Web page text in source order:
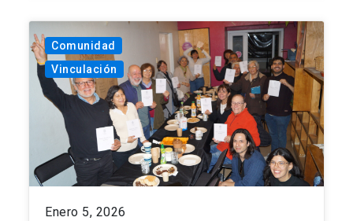
Comunidad
Vinculación
Enero 5, 2026